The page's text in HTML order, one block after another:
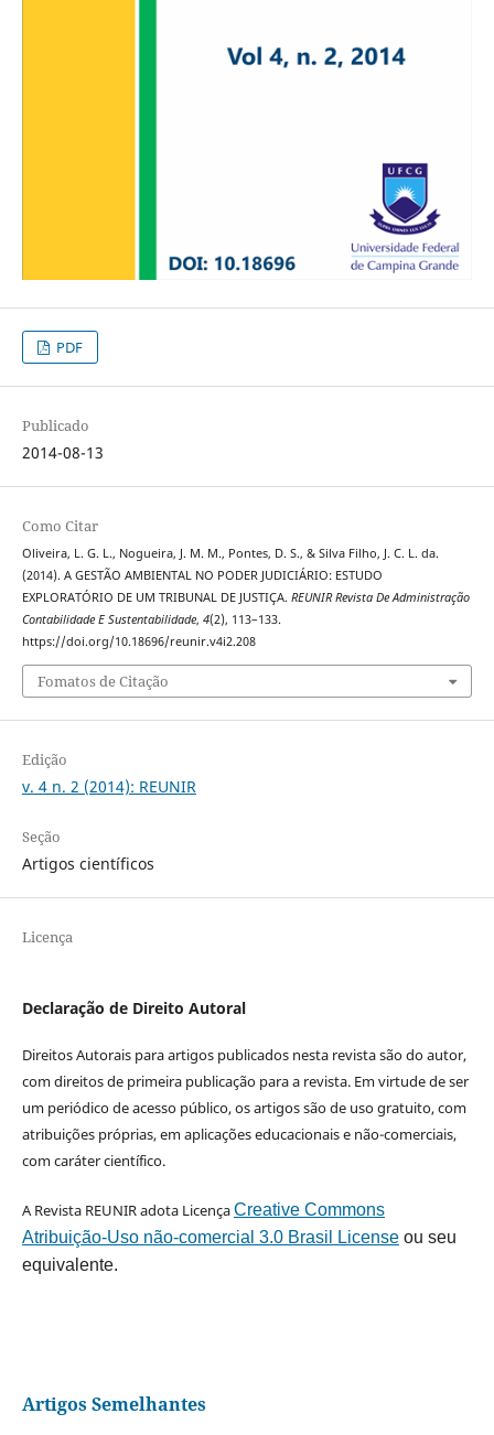
PDF
Publicado
2014-08-13
Como Citar
Oliveira, L. G. L., Nogueira, J. M. M., Pontes, D. S., & Silva Filho, J. C. L. da.
(2014). A GESTÃO AMBIENTAL NO PODER JUDICIÁRIO: ESTUDO
EXPLORATÓRIO DE UM TRIBUNAL DE JUSTIÇA. REUNIR Revista De Administração
Contabilidade E Sustentabilidade, 4(2), 113–133.
https://doi.org/10.18696/reunir.v4i2.208
Fomatos de Citação
Edição
v. 4 n. 2 (2014): REUNIR
Seção
Artigos científicos
Licença
Declaração de Direito Autoral
Direitos Autorais para artigos publicados nesta revista são do autor,
com direitos de primeira publicação para a revista. Em virtude de ser
um periódico de acesso público, os artigos são de uso gratuito, com
atribuições próprias, em aplicações educacionais e não-comerciais,
com caráter científico.
A Revista REUNIR adota LicençaCreative Commons
Atribuição-Uso não-comercial 3.0 Brasil Licenseou seu
equivalente.
Artigos Semelhantes